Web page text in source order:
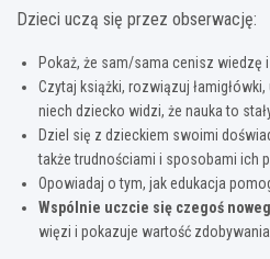
Dzieci uczą się przez obserwację:
Pokaż, że sam/sama cenisz wiedzę
Czytaj książki, rozwiązuj
niech dziecko widzi, że nauka to
Dziel się z dzieckiem swoimi
także trudnościami i sposobami ich
Opowiadaj o tym, jak edukacja
Wspólnie uczcie się czegoś
więzi i pokazuje wartość